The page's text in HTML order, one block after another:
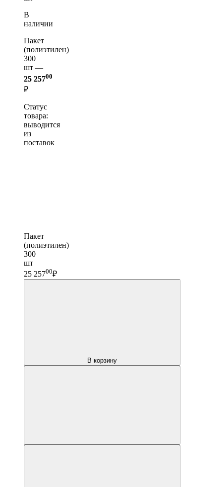
В
наличии
Пакет
(полиэтилен)
300
шт —
25 25700
₽
Статус
товара:
выводится
из
поставок
Пакет
(полиэтилен)
300
шт
25 25700₽
В корзину